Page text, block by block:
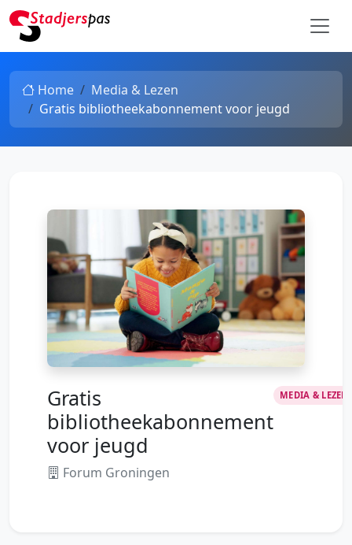
Home
Media & Lezen
Gratis bibliotheekabonnement voor jeugd
Gratis
bibliotheekabonnement
voor jeugd
Forum Groningen
MEDIA & LEZEN